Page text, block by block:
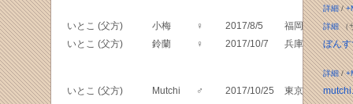
詳細/
いとこ (父方) 小梅 ♀ 2017/8/5 福岡 詳細（
いとこ (父方) 鈴蘭 ♀ 2017/10/7 兵庫 ぼん
詳細/
いとこ (父方) Mutchi ♂ 2017/10/25 東京